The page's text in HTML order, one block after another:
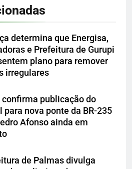
determina que Energisa,
e Prefeitura de Gurupi
plano para remover
irregulares
confirma publicação do
para nova ponte da BR-235
Afonso ainda em
de Palmas divulga